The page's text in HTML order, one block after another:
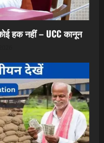
हक नहीं – UCC कानून